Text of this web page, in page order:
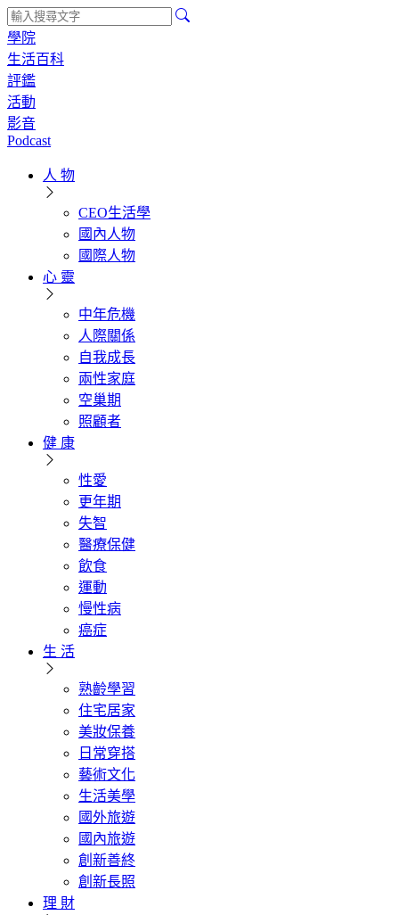
學院
生活百科
評鑑
活動
影音
Podcast
人 物
CEO生活學
國內人物
國際人物
心 靈
中年危機
人際關係
自我成長
兩性家庭
空巢期
照顧者
健 康
性愛
更年期
失智
醫療保健
飲食
運動
慢性病
癌症
生 活
熟齡學習
住宅居家
美妝保養
日常穿搭
藝術文化
生活美學
國外旅遊
國內旅遊
創新善終
創新長照
理 財